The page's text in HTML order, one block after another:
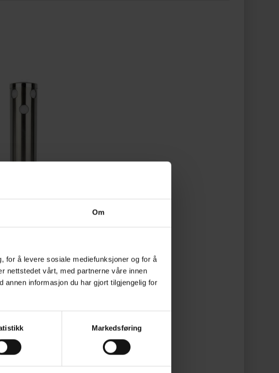
Om
for å levere sosiale mediefunksjoner og for å
nettstedet vårt, med partnerne våre innen
annen informasjon du har gjort tilgjengelig for
Markedsføring